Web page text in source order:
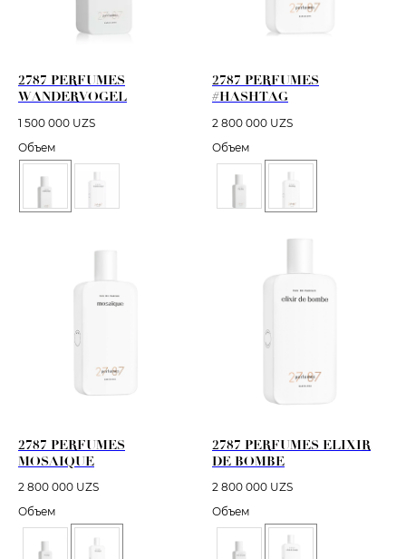
2787 PERFUMES
WANDERVOGEL
1 500 000 UZS
Объем
2787 PERFUMES
#HASHTAG
2 800 000 UZS
Объем
2787 PERFUMES
MOSAIQUE
2 800 000 UZS
Объем
2787 PERFUMES ELIXIR
DE BOMBE
2 800 000 UZS
Объем